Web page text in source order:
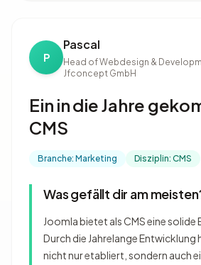
P
Pascal
Head of Webdesign &
Jfconcept GmbH
Ein in die Jahre
CMS
Branche: Marketing Disziplin: CMS
Was gefällt dir am
Joomla bietet als CMS eine solide
Durch die Jahrelange Entwicklung
nicht nur etabliert, sondern auch